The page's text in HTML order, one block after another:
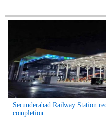
Secunderabad Railway Station
completion...